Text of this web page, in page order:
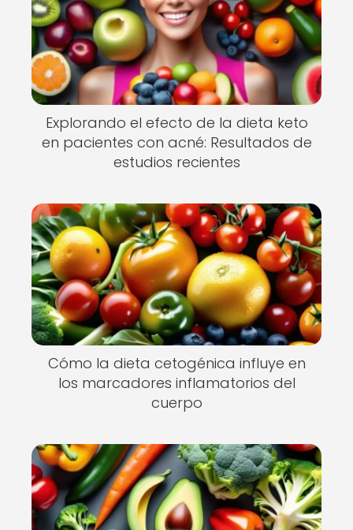
Explorando el efecto de la dieta keto
en pacientes con acné: Resultados de
estudios recientes
Cómo la dieta cetogénica influye en
los marcadores inflamatorios del
cuerpo